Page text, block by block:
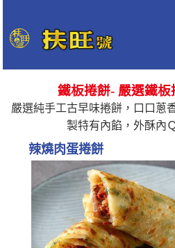
鐵板捲餅- 嚴選鐵
嚴選純手工古早味捲餅，口口蔥
製特有內餡，外酥內
辣燒肉蛋捲餅